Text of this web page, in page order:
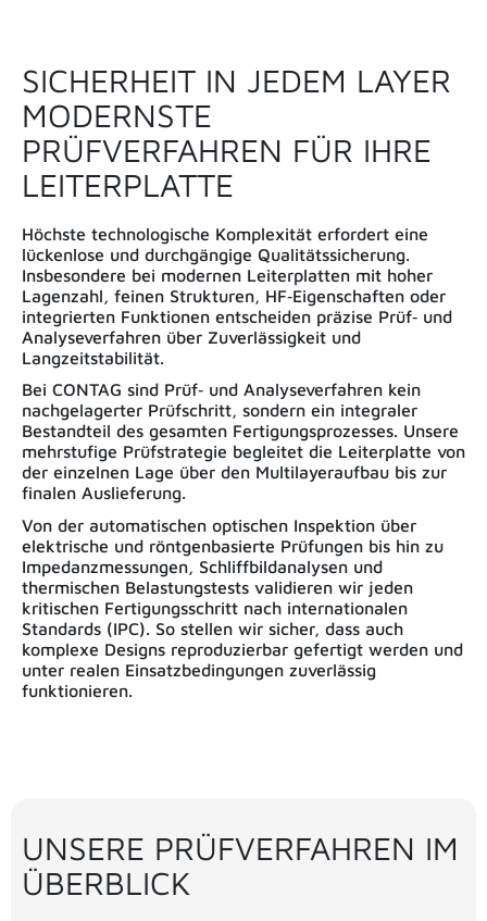
SICHERHEIT IN JEDEM LAYER
MODERNSTE
PRÜFVERFAHREN FÜR IHRE
LEITERPLATTE
Höchste technologische Komplexität erfordert eine
lückenlose und durchgängige Qualitätssicherung.
Insbesondere bei modernen Leiterplatten mit hoher
Lagenzahl, feinen Strukturen, HF‑Eigenschaften oder
integrierten Funktionen entscheiden präzise Prüf‑ und
Analyseverfahren über Zuverlässigkeit und
Langzeitstabilität.
Bei CONTAG sind Prüf‑ und Analyseverfahren kein
nachgelagerter Prüfschritt, sondern ein integraler
Bestandteil des gesamten Fertigungsprozesses. Unsere
mehrstufige Prüfstrategie begleitet die Leiterplatte von
der einzelnen Lage über den Multilayeraufbau bis zur
finalen Auslieferung.
Von der automatischen optischen Inspektion über
elektrische und röntgenbasierte Prüfungen bis hin zu
Impedanzmessungen, Schliffbildanalysen und
thermischen Belastungstests validieren wir jeden
kritischen Fertigungsschritt nach internationalen
Standards (IPC). So stellen wir sicher, dass auch
komplexe Designs reproduzierbar gefertigt werden und
unter realen Einsatzbedingungen zuverlässig
funktionieren.
UNSERE PRÜFVERFAHREN IM
ÜBERBLICK